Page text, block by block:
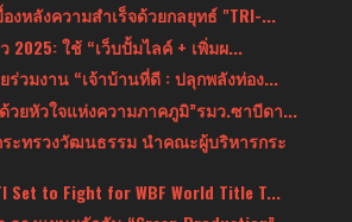
บื้องหลังความสำเร็จด้วยกลยุทธ์ "TRI-...
2025: ใช้ “เว็บปั้มไลค์ + เพิ่มผ...
วมงาน “เจ้าบ้านที่ดี : ปลุกพลังท่อง...
วยหัวใจแห่งความภาคภูมิ”รมว.ซาบีดา...
ะทรวงวัฒนธรรม นำคณะผู้บริหารกระ
Set to Fight for WBF World Title T...